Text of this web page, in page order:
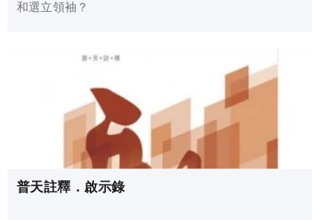
和選立領袖？
普天註釋．啟示錄